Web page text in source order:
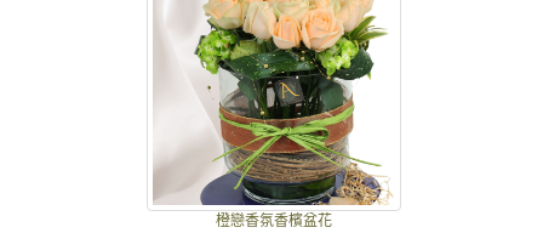
橙戀香氛香檳盆花